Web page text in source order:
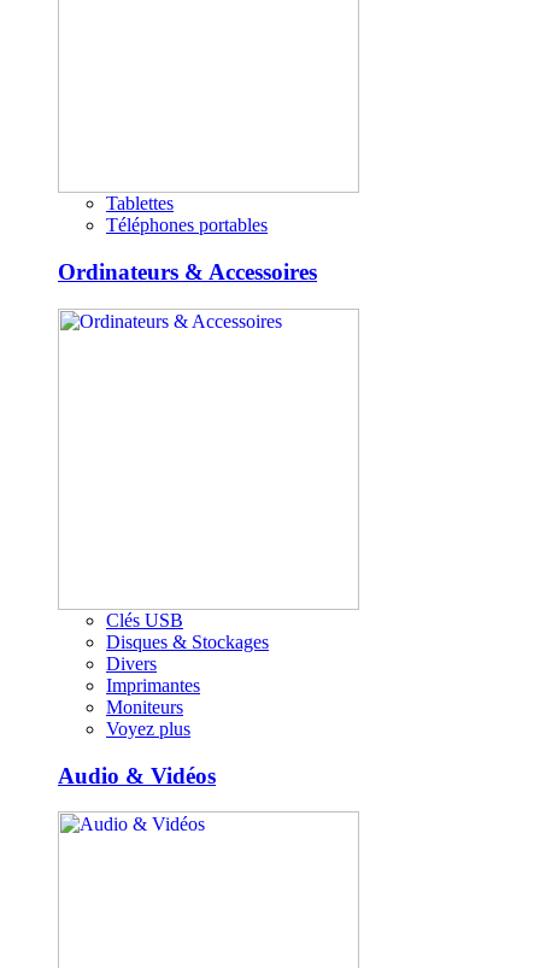
Tablettes
Téléphones portables
Ordinateurs & Accessoires
Clés USB
Disques & Stockages
Divers
Imprimantes
Moniteurs
Voyez plus
Audio & Vidéos